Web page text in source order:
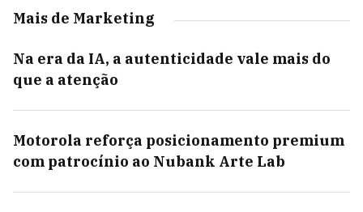
Mais de Marketing
Na era da IA, a autenticidade vale mais do
que a atenção
Motorola reforça posicionamento premium
com patrocínio ao Nubank Arte Lab